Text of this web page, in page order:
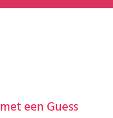
een Guess